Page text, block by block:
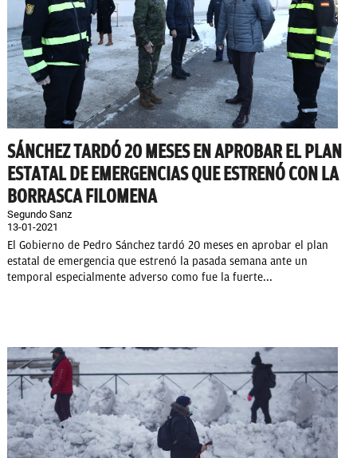
SÁNCHEZ TARDÓ 20 MESES EN APROBAR EL PLAN
ESTATAL DE EMERGENCIAS QUE ESTRENÓ CON LA
BORRASCA FILOMENA
Segundo Sanz
13-01-2021
El Gobierno de Pedro Sánchez tardó 20 meses en aprobar el plan
estatal de emergencia que estrenó la pasada semana ante un
temporal especialmente adverso como fue la fuerte...